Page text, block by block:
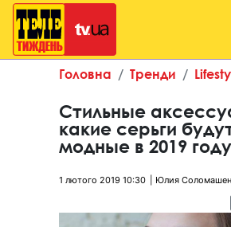
Головна Тренди
Стильные
какие серьги
модные в 2019 году
1 лютого 2019 10:30 Юлия